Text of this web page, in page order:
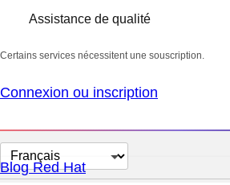
Assistance de qualité
Certains services nécessitent une souscription.
Connexion ou inscription
Changer
la
Blog Red Hat